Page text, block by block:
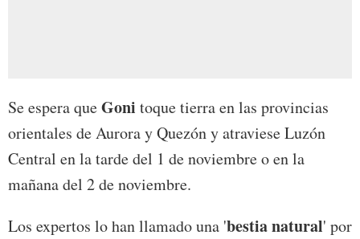
Se espera queGoni toque tierra en las provincias
orientales de Aurora y Quezón y atraviese Luzón
Central en la tarde del 1 de noviembre o en la
mañana del 2 de noviembre.
Los expertos lo han llamado una 'bestia natural' por